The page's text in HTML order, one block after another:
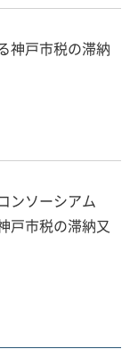
神戸市税の滞納
ンソーシアム
戸市税の滞納又